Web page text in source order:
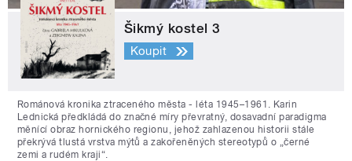
Šikmý kostel 3
Koupit
Románová kronika ztraceného města - léta 1945–1961. Karin
Lednická předkládá do značné míry převratný, dosavadní paradigma
měnící obraz hornického regionu, jehož zahlazenou historii stále
překrývá tlustá vrstva mýtů a zakořeněných stereotypů o „černé
zemi a rudém kraji“.